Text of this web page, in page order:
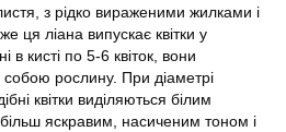
з рідко вираженими жилками і
ця ліана випускає квітки у
в кисті по 5-6 квіток, вони
рослину. При діаметрі
квітки виділяються білим
яскравим, насиченим тоном і